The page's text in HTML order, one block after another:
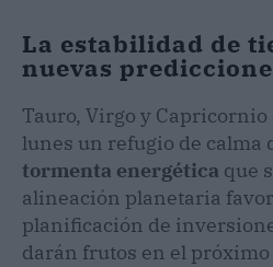
La estabilidad de
nuevas
Tauro, Virgo y
lunes un refugio de calma
tormenta energética que
alineación planetaria
planificación de
darán frutos en el